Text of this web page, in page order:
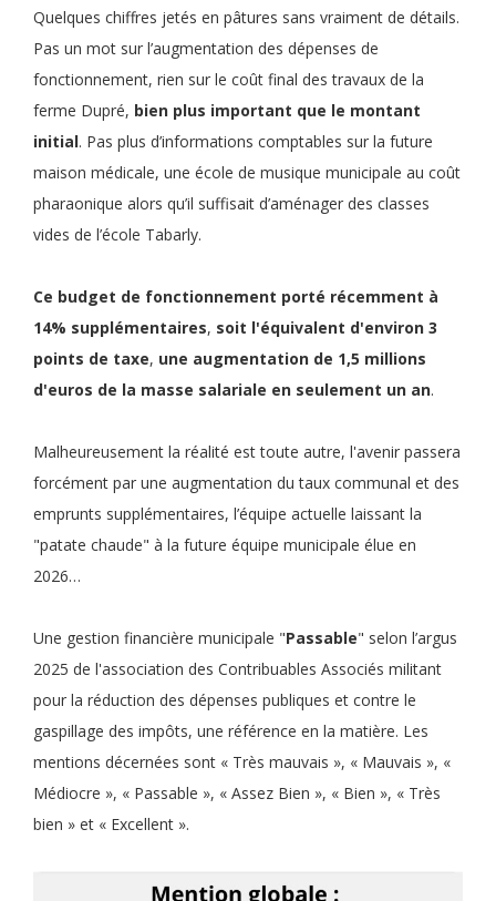
Quelques chiffres jetés en pâtures sans vraiment de détails.
Pas un mot sur l’augmentation des dépenses de
fonctionnement, rien sur le coût final des travaux de la
ferme Dupré, bien plus important que le montant
initial. Pas plus d’informations comptables sur la future
maison médicale, une école de musique municipale au coût
pharaonique alors qu’il suffisait d’aménager des classes
vides de l’école Tabarly.
Ce budget de fonctionnement porté récemment à
14% supplémentaires, soit l'équivalent d'environ 3
points de taxe, une augmentation de 1,5 millions
d'euros de la masse salariale en seulement un an.
Malheureusement la réalité est toute autre, l'avenir passera
forcément par une augmentation du taux communal et des
emprunts supplémentaires, l’équipe actuelle laissant la
"patate chaude" à la future équipe municipale élue en
2026…
Une gestion financière municipale "Passable" selon l’argus
2025 de l'association des Contribuables Associés militant
pour la réduction des dépenses publiques et contre le
gaspillage des impôts, une référence en la matière. Les
mentions décernées sont « Très mauvais », « Mauvais », «
Médiocre », « Passable », « Assez Bien », « Bien », « Très
bien » et « Excellent ».